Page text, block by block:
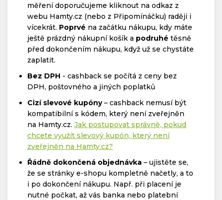
měření doporučujeme kliknout na odkaz z
webu Hamty.cz (nebo z Připomínáčku) raději i
vícekrát. Poprvé na začátku nákupu, kdy máte
ještě prázdný nákupní košík a podruhé těsně
před dokončením nákupu, když už se chystáte
zaplatit.
Bez DPH - cashback se počítá z ceny bez
DPH, poštovného a jiných poplatků
Cizí slevové kupóny– cashback nemusí být
kompatibilní s kódem, který není zveřejněn
na Hamty.cz. Jak postupovat správně, pokud
chcete využít slevový kupón, který není
zveřejněn na Hamty.cz?
Řádně dokončená objednávka – ujistěte se,
že se stránky e-shopu kompletně načetly, a to
i po dokončení nákupu. Např. při placení je
nutné počkat, až vás banka nebo platební